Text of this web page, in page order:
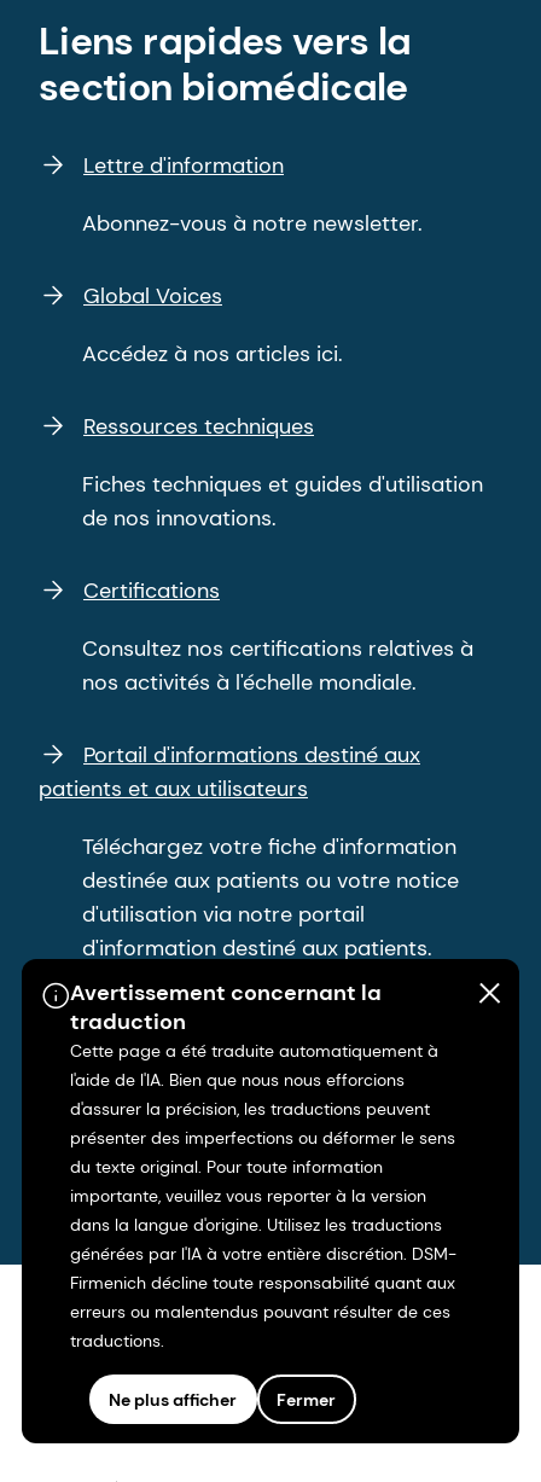
Liens rapides vers la
section biomédicale
Lettre d'information
Abonnez-vous à notre newsletter.
Global Voices
Accédez à nos articles ici.
Ressources techniques
Fiches techniques et guides d'utilisation
de nos innovations.
Certifications
Consultez nos certifications relatives à
nos activités à l'échelle mondiale.
Portail d'informations destiné aux
patients et aux utilisateurs
Téléchargez votre fiche d'information
destinée aux patients ou votre notice
d'utilisation via notre portail
d'information destiné aux patients.
Qui sommes-nous ?
Découvrez notre équipe de direction
internationale.
Avertissement concernant la
traduction
Cette page a été traduite automatiquement à
l'aide de l'IA. Bien que nous nous efforcions
d'assurer la précision, les traductions peuvent
présenter des imperfections ou déformer le sens
du texte original. Pour toute information
importante, veuillez vous reporter à la version
dans la langue d'origine. Utilisez les traductions
générées par l'IA à votre entière discrétion. DSM-
Firmenich décline toute responsabilité quant aux
erreurs ou malentendus pouvant résulter de ces
traductions.
Ne plus afficher Fermer